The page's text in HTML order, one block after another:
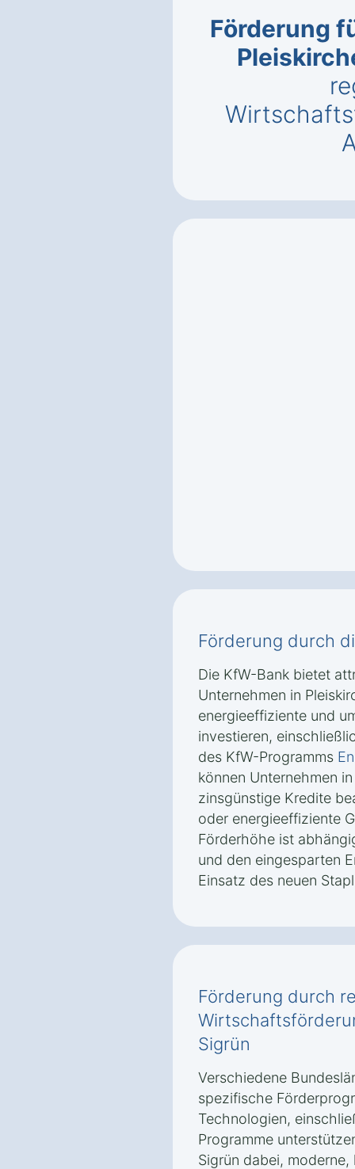
Förderung
Förderung durch
Die KfW-Bank bietet
Unternehmen in
energieeffiziente und
investieren,
des KfW-Programms
können Unternehmen
zinsgünstige Kredite
oder energieeffiziente
Förderhöhe ist
und den eingesparten
Einsatz des neuen
Förderung durch
Sigrün
Verschiedene
spezifische
Technologien,
Programme
Sigrün dabei,